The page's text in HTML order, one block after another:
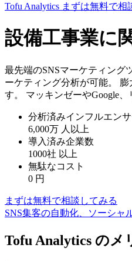
Tofu Analytics まずは無料で相
設備工事業に
最先端のSNSマーケティング
ーケティング分析が可能。
す。 マッキンゼーやGoogle
分析済みインフルエン
6,000万 人以上
導入済み企業数
1000社 以上
無駄なコスト
0 円
まずは無料で相談してみる
SNS集客の自動化、ソーシャ
Tofu Analytics のメ